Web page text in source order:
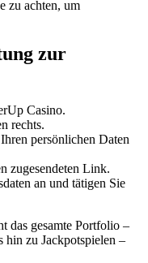
zu achten, um
zur
Casino.
rechts.
persönlichen Daten
zugesendeten Link.
an und tätigen Sie
das gesamte Portfolio –
hin zu Jackpotspielen –